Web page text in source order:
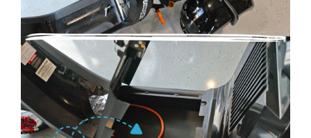
Piese Triciclete Universale
Suspensii Triciclu Electric
Oglinzi Triciclu Electric
Frână Triciclu Electric
Baterie Tricicleta Electrica
Ulei Diferential Triciclu Electric
Comenzi Ghidon Triciclu Electric